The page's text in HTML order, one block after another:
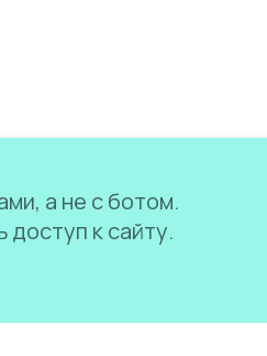
а не с ботом.
к сайту.